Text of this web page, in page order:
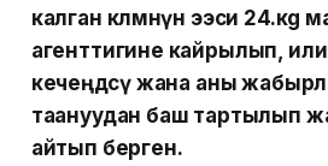
калган көлмөнүн ээси 24.кg
агенттигине кайрылып,
кечеңдөөсү жана аны
таануудан баш тартылып
айтып берген.